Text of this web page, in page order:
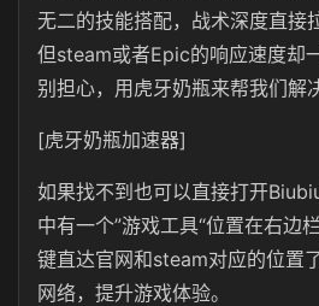
无二的技能搭配，战术深度直接
但steam或者Epic的响应速度却
别担心，用虎牙奶瓶来帮我们解
[虎牙奶瓶加速器]
如果找不到也可以直接打开
中有一个”游戏工具“位置在右边
键直达官网和steam对应的位置
网络，提升游戏体验。